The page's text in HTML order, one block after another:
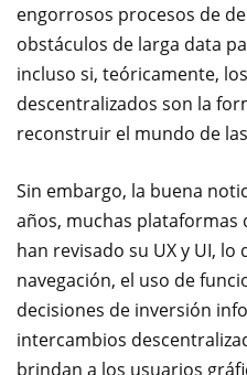
engorrosos procesos de
obstáculos de larga data
incluso si, teóricamente,
descentralizados son la
reconstruir el mundo de
Sin embargo, la buena
años, muchas plataformas
han revisado su UX y UI,
navegación, el uso de
decisiones de inversión
intercambios
brindan a los usuarios